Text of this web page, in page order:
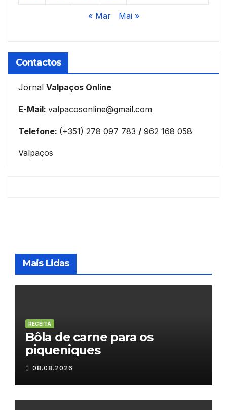
« Mar Mai »
Contactos
Jornal Valpaços Online
E-Mail: valpacosonline@gmail.com
Telefone: (+351) 278 097 783 / 962 168 058
Valpaços
Mais Lidas
RECEITA
Bôla de carne para os
piqueniques
08.08.2026